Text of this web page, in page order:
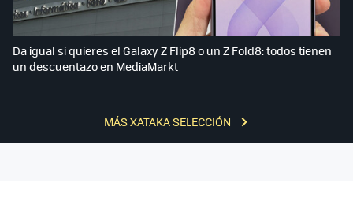
MÁS XATAKA SELECCIÓN
Da igual si quieres el Galaxy Z Flip8 o un Z Fold8: todos tienen
un descuentazo en MediaMarkt